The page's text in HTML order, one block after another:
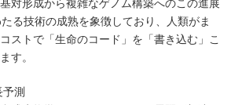
対形成から複雑なゲノム構築へのこの進展
る技術の成熟を象徴しており、人類がま
ストで「生命のコード」を「書き込む」こ
す。
測